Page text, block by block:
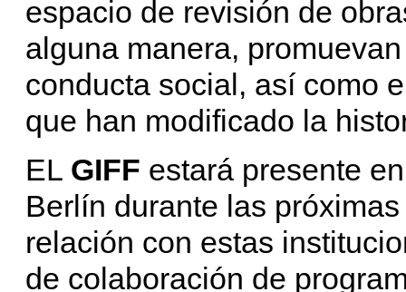
espacio de revisión de
alguna manera,
conducta social, así como
que han modificado la
EL GIFF estará presente
Berlín durante las
relación con estas
de colaboración de